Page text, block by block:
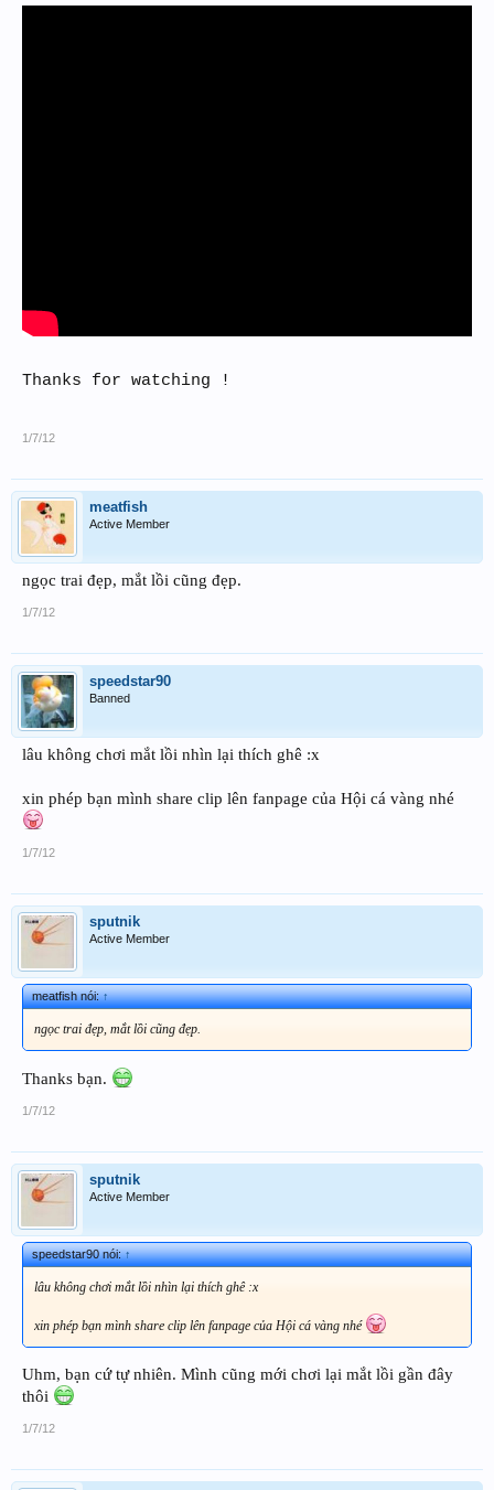
Thanks for watching !
1/7/12
meatfish
Active Member
ngọc trai đẹp, mắt lồi cũng đẹp.
1/7/12
speedstar90
Banned
lâu không chơi mắt lồi nhìn lại thích ghê :x
xin phép bạn mình share clip lên fanpage của Hội cá vàng nhé
1/7/12
sputnik
Active Member
meatfish nói:↑
ngọc trai đẹp, mắt lồi cũng đẹp.
Thanks bạn.
1/7/12
sputnik
Active Member
speedstar90 nói:↑
lâu không chơi mắt lồi nhìn lại thích ghê :x
xin phép bạn mình share clip lên fanpage của Hội cá vàng nhé
Uhm, bạn cứ tự nhiên. Mình cũng mới chơi lại mắt lồi gần đây
thôi
1/7/12